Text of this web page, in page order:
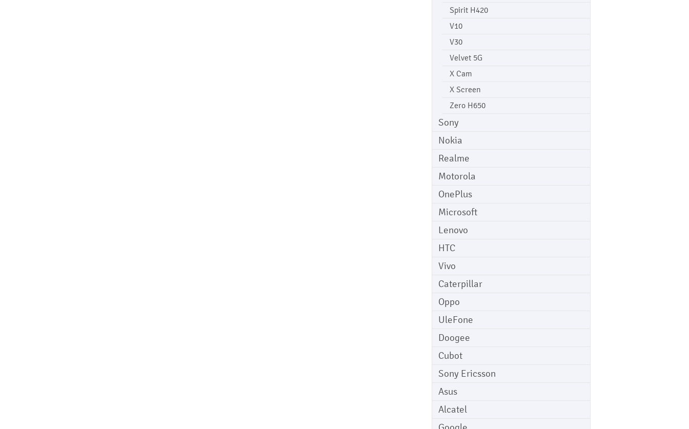
Spirit H420
V10
V30
Velvet 5G
X Cam
X Screen
Zero H650
Sony
Nokia
Realme
Motorola
OnePlus
Microsoft
Lenovo
HTC
Vivo
Caterpillar
Oppo
UleFone
Doogee
Cubot
Sony Ericsson
Asus
Alcatel